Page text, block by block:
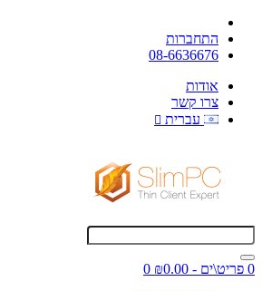
התחברות
08-6636676
אודות
צרו קשר
עברית
0 פריט\ים - ₪0.00
0